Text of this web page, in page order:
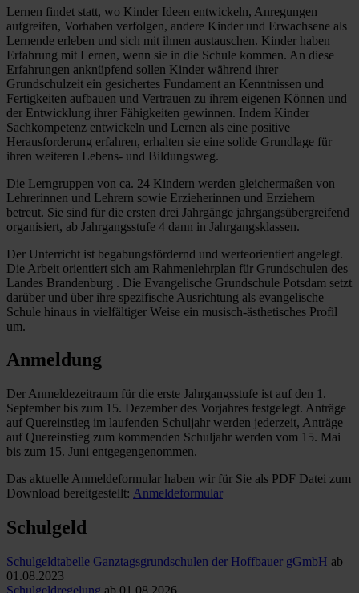
Lernen findet statt, wo Kinder Ideen entwickeln, Anregungen
aufgreifen, Vorhaben verfolgen, andere Kinder und Erwachsene als
Lernende erleben und sich mit ihnen austauschen. Kinder haben
Erfahrung mit Lernen, wenn sie in die Schule kommen. An diese
Erfahrungen anknüpfend sollen Kinder während ihrer
Grundschulzeit ein gesichertes Fundament an Kenntnissen und
Fertigkeiten aufbauen und Vertrauen zu ihrem eigenen Können und
der Entwicklung ihrer Fähigkeiten gewinnen. Indem Kinder
Sachkompetenz entwickeln und Lernen als eine positive
Herausforderung erfahren, erhalten sie eine solide Grundlage für
ihren weiteren Lebens- und Bildungsweg.
Die Lerngruppen von ca. 24 Kindern werden gleichermaßen von
Lehrerinnen und Lehrern sowie Erzieherinnen und Erziehern
betreut. Sie sind für die ersten drei Jahrgänge jahrgangsübergreifend
organisiert, ab Jahrgangsstufe 4 dann in Jahrgangsklassen.
Der Unterricht ist begabungsfördernd und werteorientiert angelegt.
Die Arbeit orientiert sich am Rahmenlehrplan für Grundschulen des
Landes Brandenburg . Die Evangelische Grundschule Potsdam setzt
darüber und über ihre spezifische Ausrichtung als evangelische
Schule hinaus in vielfältiger Weise ein musisch-ästhetisches Profil
um.
Anmeldung
Der Anmeldezeitraum für die erste Jahrgangsstufe ist auf den 1.
September bis zum 15. Dezember des Vorjahres festgelegt. Anträge
auf Quereinstieg im laufenden Schuljahr werden jederzeit, Anträge
auf Quereinstieg zum kommenden Schuljahr werden vom 15. Mai
bis zum 15. Juni entgegengenommen.
Das aktuelle Anmeldeformular haben wir für Sie als PDF Datei zum
Download bereitgestellt: Anmeldeformular
Schulgeld
Schulgeldtabelle Ganztagsgrundschulen der Hoffbauer gGmbH ab
01.08.2023